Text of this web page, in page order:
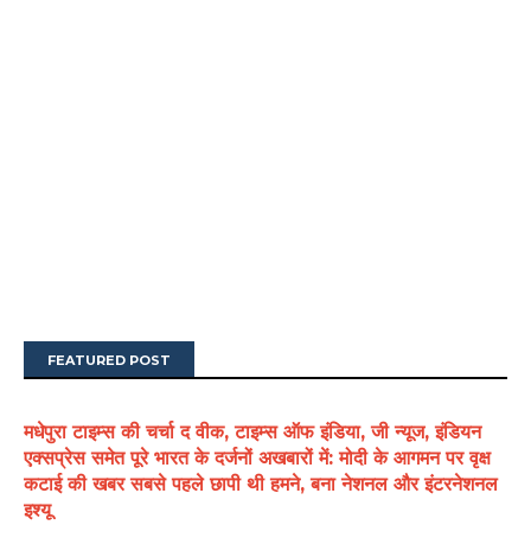
FEATURED POST
मधेपुरा टाइम्स की चर्चा द वीक, टाइम्स ऑफ इंडिया, जी न्यूज, इंडियन
एक्सप्रेस समेत पूरे भारत के दर्जनों अखबारों में: मोदी के आगमन पर वृक्ष
कटाई की खबर सबसे पहले छापी थी हमने, बना नेशनल और इंटरनेशनल
इश्यू